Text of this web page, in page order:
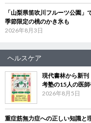
「山梨県笛吹川フルーツ公園
季節限定の桃のかき氷も
2026年8月3日
ヘルスケア
現代書林から新
考塾の15人の医
2026年8月5日
重症筋無力症への正しい知識